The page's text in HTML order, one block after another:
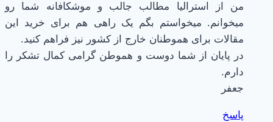
من از استرالیا مطالب جالب و موشکافانه شما رو
میخوانم. میخواستم بگم یک راهی هم برای خرید این
مقالات برای هموطنان خارج از کشور نیز فراهم کنید.
در پایان از شما دوست و هموطن گرامی کمال تشکر را
دارم.
جعفر
پاسخ